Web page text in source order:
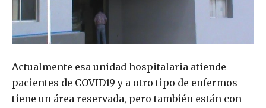
Actualmente esa unidad hospitalaria atiende
pacientes de COVID19 y a otro tipo de enfermos
tiene un área reservada, pero también están con